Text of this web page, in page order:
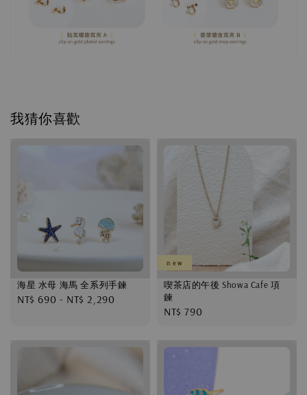
我猜你喜歡
海星 水母 海馬 全系列手鍊
Regular
NT$ 690 - NT$ 2,290
n e w
喫茶店的午後 Showa Cafe 項
鍊
Regular
NT$ 790